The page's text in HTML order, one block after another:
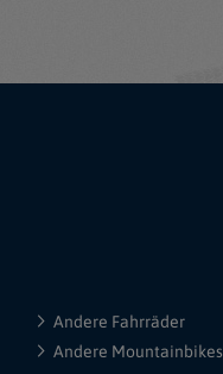
Andere Fahrräder
Andere Mountainbikes